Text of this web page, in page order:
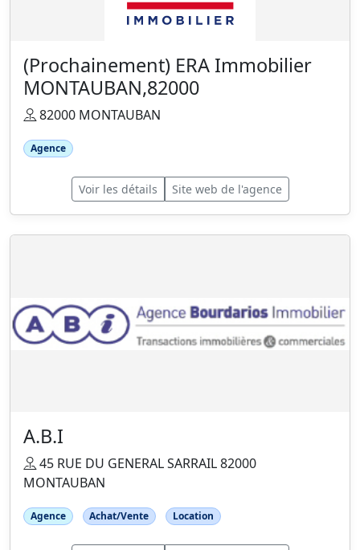
(Prochainement) ERA Immobilier
MONTAUBAN,82000
82000 MONTAUBAN
Agence
Voir les détails Site web de l'agence
A.B.I
45 RUE DU GENERAL SARRAIL 82000
MONTAUBAN
Agence Achat/Vente Location